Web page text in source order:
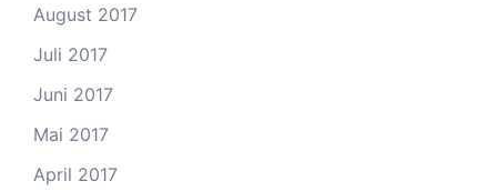
August 2017
Juli 2017
Juni 2017
Mai 2017
April 2017